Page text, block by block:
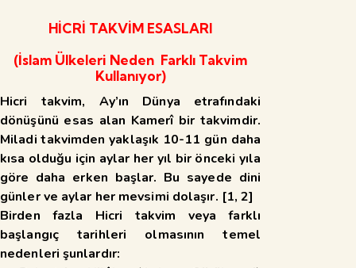
HİCRİ TAKVİM ESASLARI
(İslam Ülkeleri Neden Farklı Takvim
Kullanıyor)
Hicri takvim, Ay’ın Dünya etrafındaki
dönüşünü esas alan Kamerîbir takvimdir.
Miladi takvimden yaklaşık 10-11 gün daha
kısa olduğu için aylar her yıl bir önceki yıla
göre daha erken başlar. Bu sayede dini
günler ve aylar her mevsimi dolaşır. [1,2]
Birden fazla Hicri takvim veya farklı
başlangıç tarihleri olmasının temel
nedenleri şunlardır: